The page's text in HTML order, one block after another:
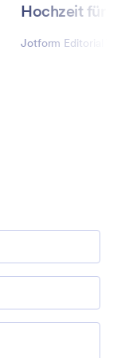
Hochzeit für
Jotform Editorial